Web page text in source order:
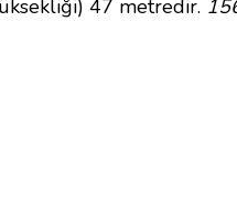
47 metredir.